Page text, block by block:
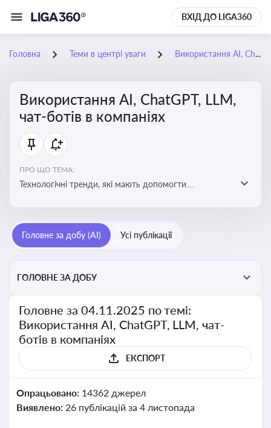
ВХІД ДО LIGA360
Головна Теми в центрі уваги Використання AI, ChatGPT, LLM, чат-ботів в компаніях
Використання AI, ChatGPT, LLM,
чат-ботів в компаніях
ПРО ЩО ТЕМА:
Технологічні тренди, які мають допомогти
ефективність і знизити витрати компаній
Головне за добу (AI) Усі публікації
ГОЛОВНЕ ЗА ДОБУ
Головне за 04.11.2025 по темі:
Використання AI, ChatGPT, LLM, чат-
ботів в компаніях
ЕКСПОРТ
Опрацьовано: 14362 джерел
Виявлено: 26 публікацій за 4 листопада